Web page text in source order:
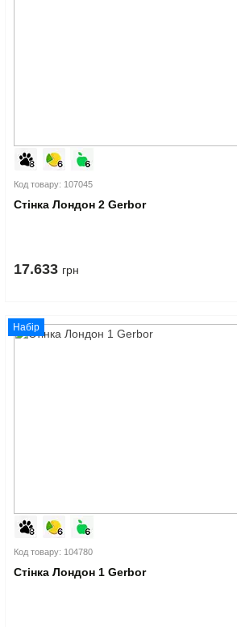
Код товару: 107045
Стінка Лондон 2 Gerbor
17.633 грн
Набір
Код товару: 104780
Стінка Лондон 1 Gerbor